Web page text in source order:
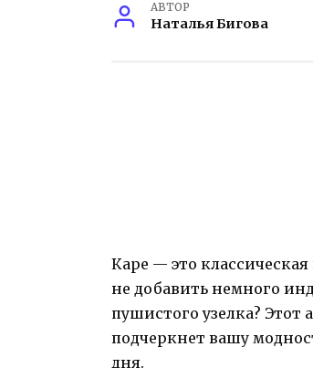
АВТОР
Наталья Бигова
Каре — это
не добавить немного
пушистого узелка?
подчеркнет вашу
дня.